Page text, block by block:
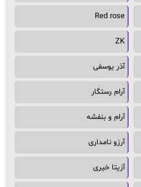
Red rose
ZK
آذر یوسفی
آرام رستگار
آرام و بنفشه
آرزو نامداری
آزیتا خیری